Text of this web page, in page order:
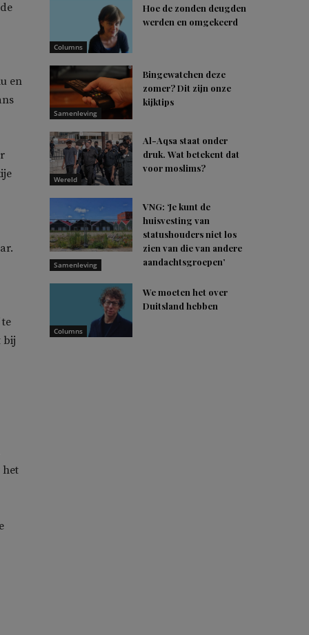
en
bij
het
Columns
Hoe de zonden deugden
werden en omgekeerd
Samenleving
Bingewatchen deze
zomer? Dit zijn onze
kijktips
Wereld
Al-Aqsa staat onder
druk. Wat betekent dat
voor moslims?
Samenleving
VNG: ‘Je kunt de
huisvesting van
statushouders niet los
zien van die van andere
aandachtsgroepen’
Columns
We moeten het over
Duitsland hebben